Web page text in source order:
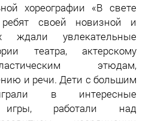
хореографии «В свете
своей новизной и
ждали увлекательные
театра, актерскому
этюдам,
и речи. Дети с большим
в интересные
игры, работали над